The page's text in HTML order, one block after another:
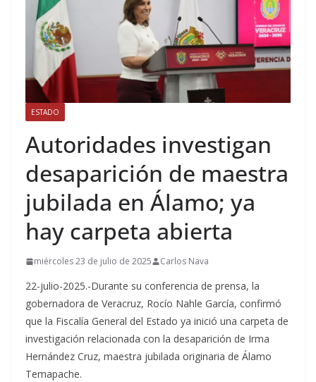
ESTADO
Autoridades investigan
desaparición de maestra
jubilada en Álamo; ya
hay carpeta abierta
miércoles 23 de julio de 2025 Carlos Nava
22-julio-2025.-Durante su conferencia de prensa, la
gobernadora de Veracruz, Rocío Nahle García, confirmó
que la Fiscalía General del Estado ya inició una carpeta de
investigación relacionada con la desaparición de Irma
Hernández Cruz, maestra jubilada originaria de Álamo
Temapache.